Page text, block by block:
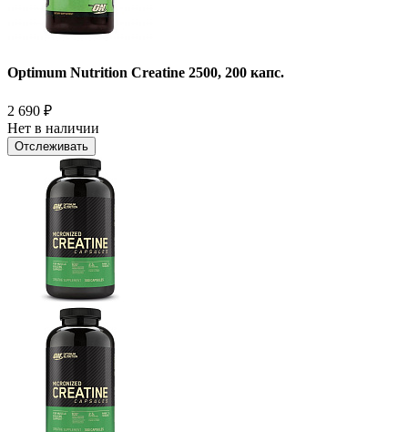
Optimum Nutrition Creatine 2500, 200 капс.
2 690 ₽
Нет в наличии
Отслеживать